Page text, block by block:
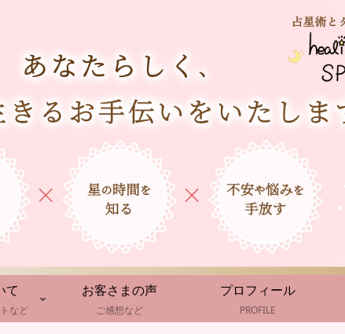
て
など
お客さまの声
ご感想など
プロフィール
PROFILE